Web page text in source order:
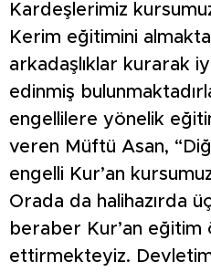
Kardeşlerimiz
Kerim eğitimini
arkadaşlıklar kurarak
edinmiş
engellilere yönelik
veren Müftü Asan,
engelli Kur’an
Orada da halihazırda
beraber Kur’an
ettirmekteyiz.